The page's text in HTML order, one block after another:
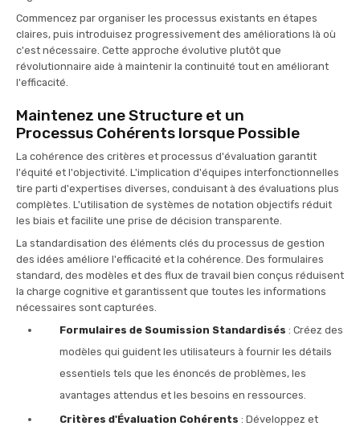
Commencez par organiser les processus existants en étapes
claires, puis introduisez progressivement des améliorations là où
c'est nécessaire. Cette approche évolutive plutôt que
révolutionnaire aide à maintenir la continuité tout en améliorant
l'efficacité.
Maintenez une Structure et un
Processus Cohérents lorsque Possible
La cohérence des critères et processus d'évaluation garantit
l'équité et l'objectivité. L'implication d'équipes interfonctionnelles
tire parti d'expertises diverses, conduisant à des évaluations plus
complètes. L'utilisation de systèmes de notation objectifs réduit
les biais et facilite une prise de décision transparente.
La standardisation des éléments clés du processus de gestion
des idées améliore l'efficacité et la cohérence. Des formulaires
standard, des modèles et des flux de travail bien conçus réduisent
la charge cognitive et garantissent que toutes les informations
nécessaires sont capturées.
Formulaires de Soumission Standardisés : Créez des
modèles qui guident les utilisateurs à fournir les détails
essentiels tels que les énoncés de problèmes, les
avantages attendus et les besoins en ressources.
Critères d'Évaluation Cohérents : Développez et